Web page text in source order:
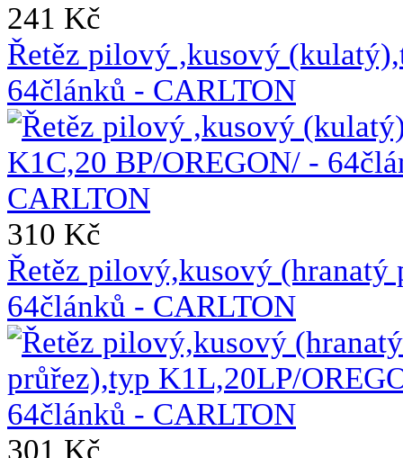
241 Kč
Řetěz pilový ,kusový
64článků - CARLTON
310 Kč
Řetěz pilový,kusový
64článků - CARLTON
301 Kč